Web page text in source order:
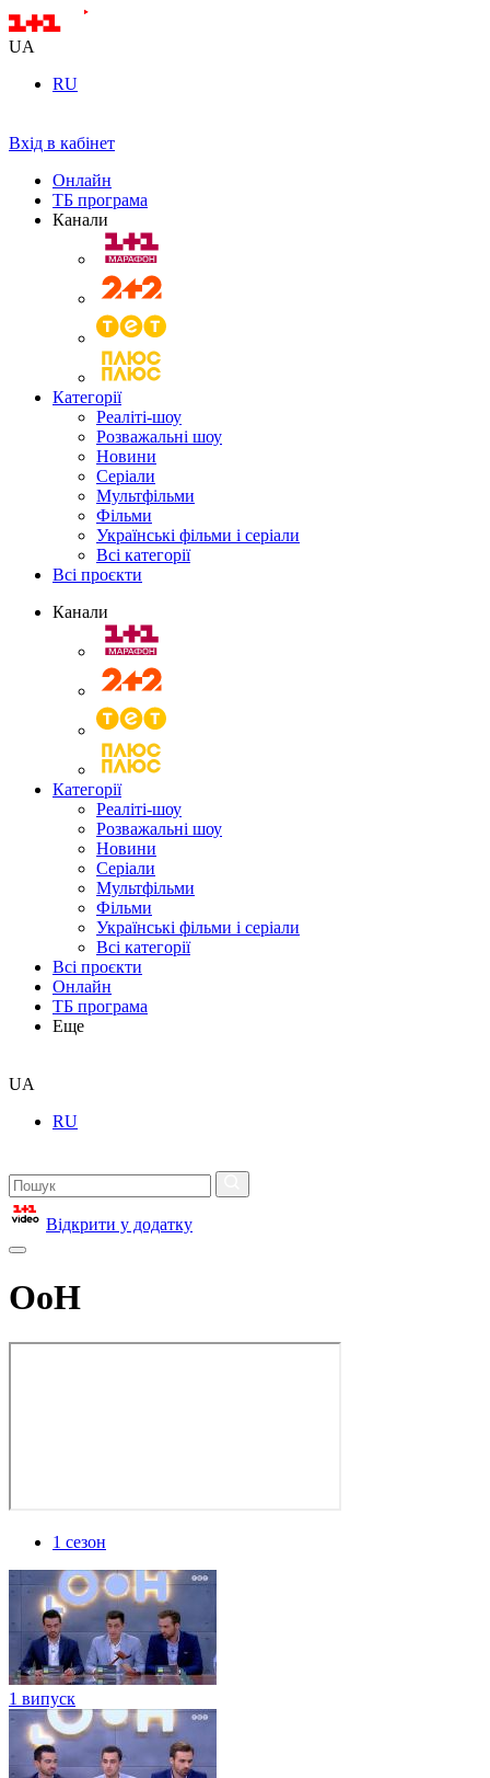
UA
RU
Вхід в кабінет
Онлайн
ТБ програма
Канали
Категорії
Реаліті-шоу
Розважальні шоу
Новини
Серіали
Мультфільми
Фільми
Українські фільми і серіали
Всі категорії
Всі проєкти
Канали
Категорії
Реаліті-шоу
Розважальні шоу
Новини
Серіали
Мультфільми
Фільми
Українські фільми і серіали
Всі категорії
Всі проєкти
Онлайн
ТБ програма
Еще
UA
RU
Відкрити у додатку
ОоН
1 сезон
1 випуск